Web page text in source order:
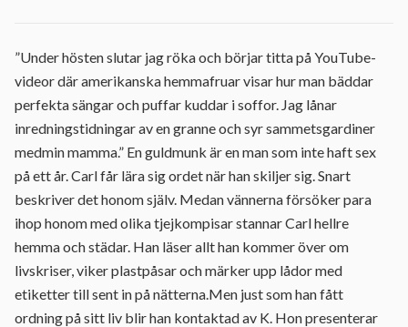
”Under hösten slutar jag röka och börjar titta på YouTube-
videor där amerikanska hemmafruar visar hur man bäddar
perfekta sängar och puffar kuddar i soffor. Jag lånar
inredningstidningar av en granne och syr sammetsgardiner
medmin mamma.” En guldmunk är en man som inte haft sex
på ett år. Carl får lära sig ordet när han skiljer sig. Snart
beskriver det honom själv. Medan vännerna försöker para
ihop honom med olika tjejkompisar stannar Carl hellre
hemma och städar. Han läser allt han kommer över om
livskriser, viker plastpåsar och märker upp lådor med
etiketter till sent in på nätterna.Men just som han fått
ordning på sitt liv blir han kontaktad av K. Hon presenterar